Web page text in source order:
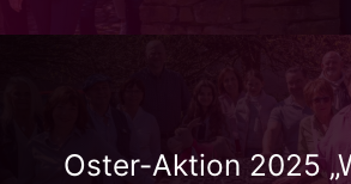
Oster-Aktion 2025